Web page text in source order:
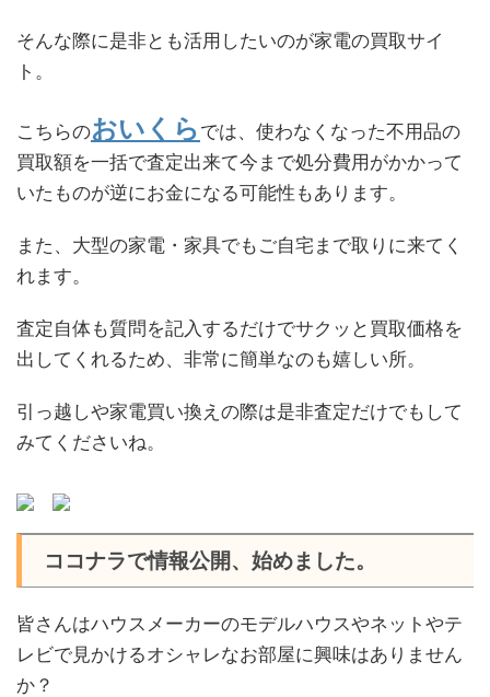
そんな際に是非とも活用したいのが家電の買取サイ
ト。
こちらのおいくら では、使わなくなった不用品の
買取額を一括で査定出来て今まで処分費用がかかって
いたものが逆にお金になる可能性もあります。
また、大型の家電・家具でもご自宅まで取りに来てく
れます。
査定自体も質問を記入するだけでサクッと買取価格を
出してくれるため、非常に簡単なのも嬉しい所。
引っ越しや家電買い換えの際は是非査定だけでもして
みてくださいね。
ココナラで情報公開、始めました。
皆さんはハウスメーカーのモデルハウスやネットやテ
レビで見かけるオシャレなお部屋に興味はありません
か？